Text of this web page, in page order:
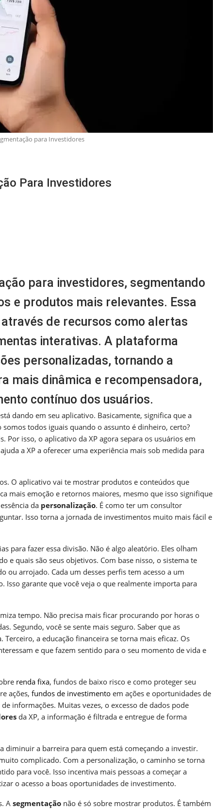
para Investidores
Para Investidores
para investidores, segmentando
e produtos mais relevantes. Essa
de recursos como alertas
interativas. A plataforma
personalizadas, tornando a
mais dinâmica e recompensadora,
contínuo dos usuários.
dando em seu aplicativo. Basicamente, significa que a
todos iguais quando o assunto é dinheiro, certo?
Por isso, o aplicativo da XP agora separa os usuários em
a XP a oferecer uma experiência mais sob medida para
O aplicativo vai te mostrar produtos e conteúdos que
mais emoção e retornos maiores, mesmo que isso signifique
da personalização. É como ter um consultor
Isso torna a jornada de investimentos muito mais fácil e
para fazer essa divisão. Não é algo aleatório. Eles olham
e quais são seus objetivos. Com base nisso, o sistema te
arrojado. Cada um desses perfis tem acesso a um
garante que você veja o que realmente importa para
tempo. Não precisa mais ficar procurando por horas o
Segundo, você se sente mais seguro. Saber que as
a educação financeira se torna mais eficaz. Os
e que fazem sentido para o seu momento de vida e
renda fixa, fundos de baixo risco e como proteger seu
ações, fundos de investimento em ações e oportunidades de
informações. Muitas vezes, o excesso de dados pode
da XP, a informação é filtrada e entregue de forma
diminuir a barreira para quem está começando a investir.
complicado. Com a personalização, o caminho se torna
para você. Isso incentiva mais pessoas a começar a
o acesso a boas oportunidades de investimento.
A segmentação não é só sobre mostrar produtos. É também